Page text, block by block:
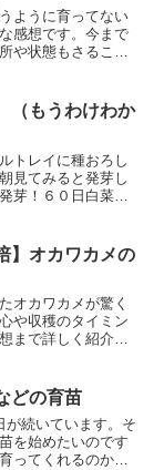
ように育ってない
感想です。今まで
や状態もさること
育の違いを比較し
もうわけわか
トレイに種おろし
見てみると発芽し
芽！６０日白菜と
用していたため前
うです。
】オカワカメの
オカワカメが驚く
や収穫のタイミン
まで詳しく紹介し
どの育苗
が続いています。そ
を始めたいのです
ってくれるのか心